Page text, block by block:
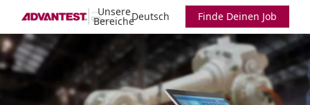
Unsere
BereicheDeutsch Finde Deinen Job